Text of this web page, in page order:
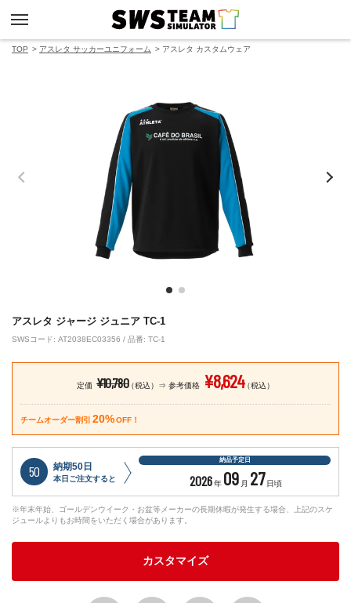
TOP アスレタ サッカーユニフォーム アスレタ カスタムウェア
アスレタ ジャージ ジュニア TC-1
SWSコード: AT2038EC03356 / 品番: TC-1
定価 ¥10,780（税込） 参考価格 ¥8,624（税込）
チームオーダー割引 20%OFF！
50 納期50日
本日ご注文すると
納品予定日
2026 年 09 月 27 日頃
※年末年始、ゴールデンウイーク・お盆等メーカーの長期休暇が発生する場合、上記のスケ
ジュールよりもお時間をいただく場合があります。
カスタマイズ